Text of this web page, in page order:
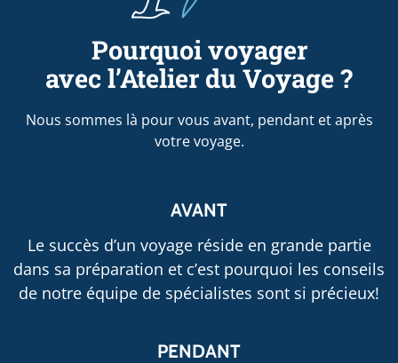
Pourquoi voyager
avec l’Atelier du Voyage ?
Nous sommes là pour vous avant, pendant et après
votre voyage.
AVANT
Le succès d’un voyage réside en grande partie
dans sa préparation et c’est pourquoi les conseils
de notre équipe de spécialistes sont si précieux!
PENDANT